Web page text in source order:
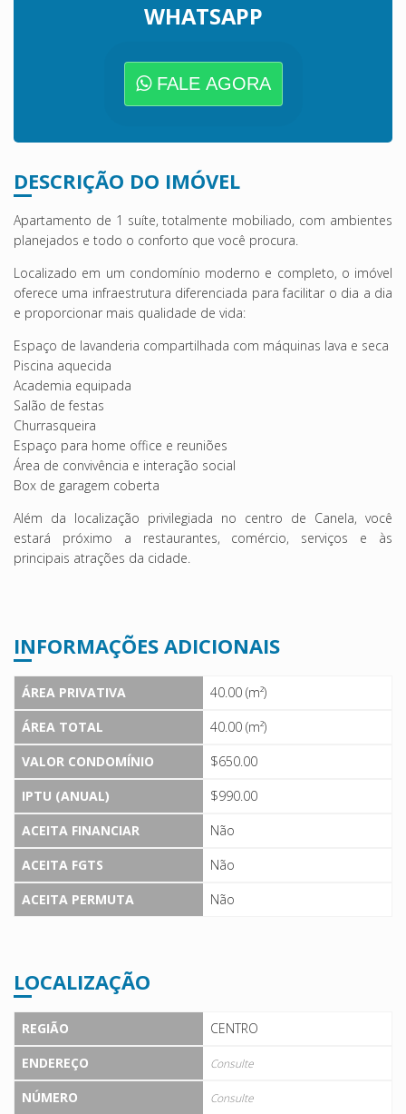
WHATSAPP
FALE AGORA
DESCRIÇÃO DO IMÓVEL
Apartamento de 1 suíte, totalmente mobiliado, com ambientes
planejados e todo o conforto que você procura.
Localizado em um condomínio moderno e completo, o imóvel
oferece uma infraestrutura diferenciada para facilitar o dia a dia
e proporcionar mais qualidade de vida:
Espaço de lavanderia compartilhada com máquinas lava e seca
Piscina aquecida
Academia equipada
Salão de festas
Churrasqueira
Espaço para home office e reuniões
Área de convivência e interação social
Box de garagem coberta
Além da localização privilegiada no centro de Canela, você
estará próximo a restaurantes, comércio, serviços e às
principais atrações da cidade.
INFORMAÇÕES ADICIONAIS
ÁREA PRIVATIVA
40.00 (m²)
ÁREA TOTAL
40.00 (m²)
VALOR CONDOMÍNIO
$650.00
IPTU (ANUAL)
$990.00
ACEITA FINANCIAR
Não
ACEITA FGTS
Não
ACEITA PERMUTA
Não
LOCALIZAÇÃO
REGIÃO
CENTRO
ENDEREÇO
Consulte
NÚMERO Consulte